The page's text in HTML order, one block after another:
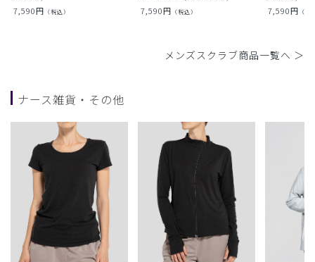
7,590円 （税込） 7,590円 （税込） 7,590円 （税
メンズスクラブ商品一覧へ ＞
ナース雑貨・その他